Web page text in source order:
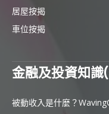
居屋按揭
車位按揭
金融及投資知識
被動收入是什麼？